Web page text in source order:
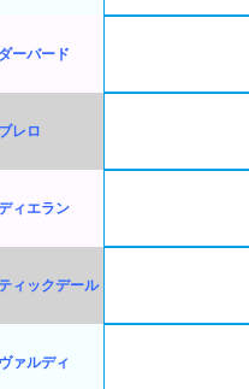
ーバード
レロ
ィエラン
ィックデール
ァルディ